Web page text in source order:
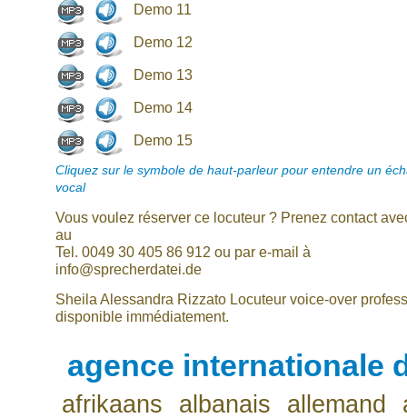
Demo 11
Demo 12
Demo 13
Demo 14
Demo 15
Cliquez sur le symbole de haut-parleur pour entendre un
vocal
Vous voulez réserver ce locuteur ? Prenez contact
au
Tel. 0049 30 405 86 912 ou par e-mail à
info@sprecherdatei.de
Sheila Alessandra Rizzato Locuteur voice-over
disponible immédiatement.
agence internationale
afrikaans albanais allemand